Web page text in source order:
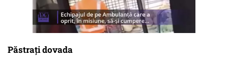
Păstraţi dovada